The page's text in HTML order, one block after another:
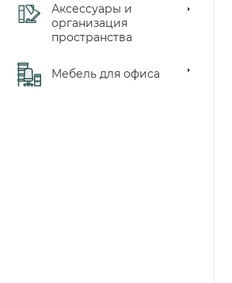
Аксессуары и
организация
пространства
Мебель для офиса